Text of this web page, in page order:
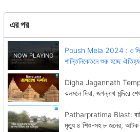
এর পর
Poush Mela 2024 : ৩ দিন
শান্তিনিকেতনে শুরু হচ্ছে
Digha Jagannath Temple
ঝলমলে দিঘা, জগন্নাথ মন্দিরে
Patharpratima Blast: বাজি
মৃত্যু ৪ শিশু-সহ ৮ জনের,